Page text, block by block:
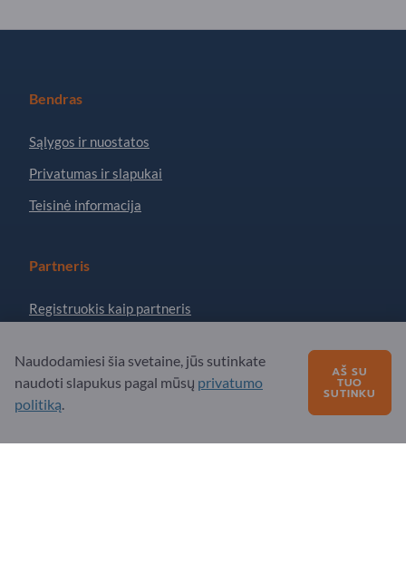
Bendras
Sąlygos ir nuostatos
Privatumas ir slapukai
Teisinė informacija
Partneris
Registruokis kaip partneris
Turite klausimų?
DUK
Naudodamiesi šia svetaine, jūs sutinkate
naudoti slapukus pagal mūsų privatumo
politiką.
AŠ SU
TUO
SUTINKU